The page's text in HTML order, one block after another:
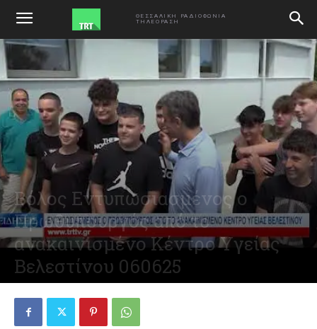
ΘΕΣΣΑΛΙΚΗ ΡΑΔΙΟΦΩΝΙΑ
ΤΗΛΕΟΡΑΣΗ
ΑΡΧΙΚΗ
Βόλος Εντυπωσιασμένος ο
Πρωθυπουργός από το
ανακαινισμένο Κέντρο Υγείας
Βελεστίνου 060625